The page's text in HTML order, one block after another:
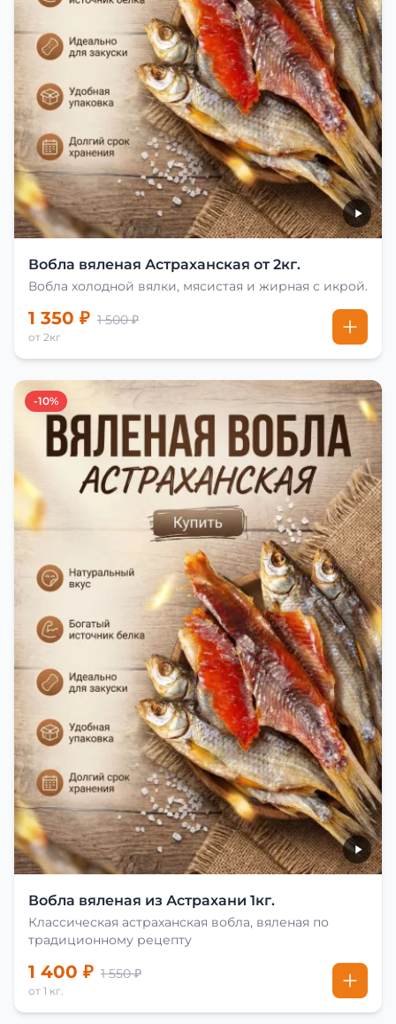
Вобла вяленая Астраханская от 2кг.
Вобла холодной вялки, мясистая и жирная с икрой.
1 350 ₽ 1 500 ₽
от 2кг
-10%
Вобла вяленая из Астрахани 1кг.
Классическая астраханская вобла, вяленая по
традиционному рецепту
1 400 ₽ 1 550 ₽
от 1 кг.